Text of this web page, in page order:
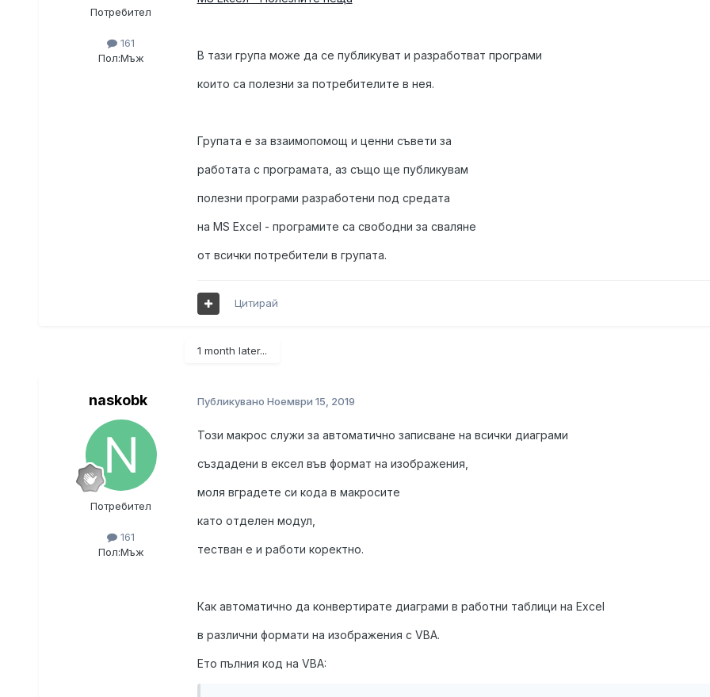
Потребител
161
Пол:Мъж В тази група може да се публикуват и разработват програми
които са полезни за потребителите в нея.
Групата е за взаимопомощ и ценни съвети за
работата с програмата, аз също ще публикувам
полезни програми разработени под средата
на MS Excel - програмите са свободни за сваляне
от всички потребители в групата.
Цитирай
1 month later...
naskobk
Потребител
161
Пол:Мъж
Публикувано Ноември 15, 2019
Този макрос служи за автоматично записване на всички диаграми
създадени в ексел във формат на изображения,
моля вградете си кода в макросите
като отделен модул,
тестван е и работи коректно.
Как автоматично да конвертирате диаграми в работни таблици на Excel
в различни формати на изображения с VBA.
Ето пълния код на VBA: